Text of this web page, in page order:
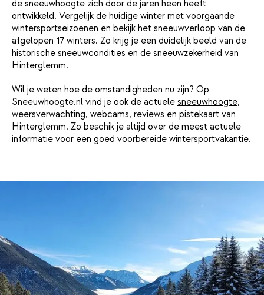
de sneeuwhoogte zich door de jaren heen heeft
ontwikkeld. Vergelijk de huidige winter met voorgaande
wintersportseizoenen en bekijk het sneeuwverloop van de
afgelopen 17 winters. Zo krijg je een duidelijk beeld van de
historische sneeuwcondities en de sneeuwzekerheid van
Hinterglemm.
Wil je weten hoe de omstandigheden nu zijn? Op
Sneeuwhoogte.nl vind je ook de actuele sneeuwhoogte,
weersverwachting, webcams, reviews en pistekaart van
Hinterglemm. Zo beschik je altijd over de meest actuele
informatie voor een goed voorbereide wintersportvakantie.